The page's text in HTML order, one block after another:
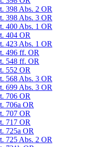
398 Abs. 2 OR
398 Abs. 3 OR
400 Abs. 1 OR
404 OR
423 Abs. 1 OR
496 ff. OR
548 ff. OR
552 OR
568 Abs. 3 OR
699 Abs. 3 OR
706 OR
706a OR
707 OR
717 OR
725a OR
725 Abs. 2 OR